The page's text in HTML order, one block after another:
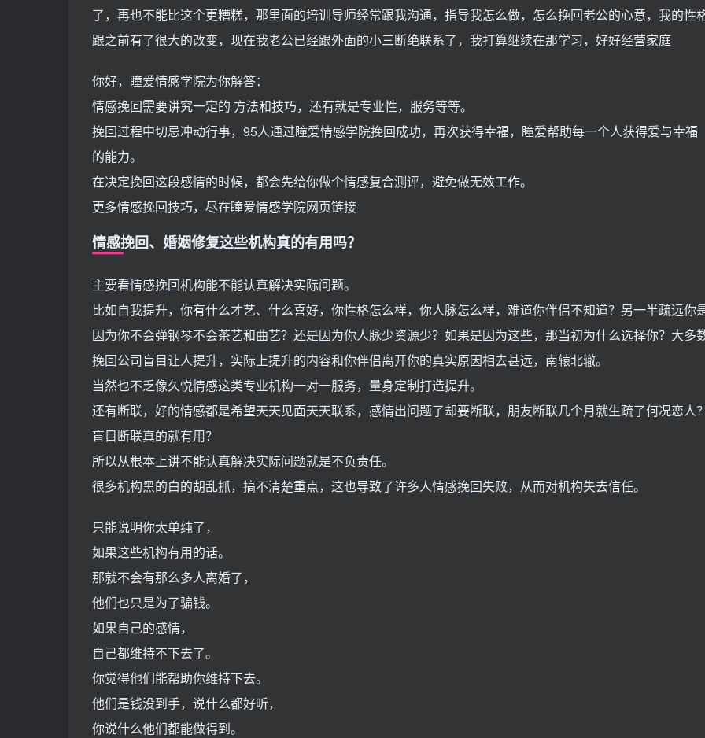
了，再也不能比这个更糟糕，那里面的培训导师经常跟我沟通，指导我怎么做，怎么挽回老公的心意，我的性
跟之前有了很大的改变，现在我老公已经跟外面的小三断绝联系了，我打算继续在那学习，好好经营家庭
你好，瞳爱情感学院为你解答：
情感挽回需要讲究一定的 方法和技巧，还有就是专业性，服务等等。
挽回过程中切忌冲动行事，95人通过瞳爱情感学院挽回成功，再次获得幸福，瞳爱帮助每一个人获得爱与幸福
的能力。
在决定挽回这段感情的时候，都会先给你做个情感复合测评，避免做无效工作。
更多情感挽回技巧，尽在瞳爱情感学院网页链接
情感挽回、婚姻修复这些机构真的有用吗？
主要看情感挽回机构能不能认真解决实际问题。
比如自我提升，你有什么才艺、什么喜好，你性格怎么样，你人脉怎么样，难道你伴侣不知道？另一半疏远你
因为你不会弹钢琴不会茶艺和曲艺？还是因为你人脉少资源少？如果是因为这些，那当初为什么选择你？大多
挽回公司盲目让人提升，实际上提升的内容和你伴侣离开你的真实原因相去甚远，南辕北辙。
当然也不乏像久悦情感这类专业机构一对一服务，量身定制打造提升。
还有断联，好的情感都是希望天天见面天天联系，感情出问题了却要断联，朋友断联几个月就生疏了何况恋人？
盲目断联真的就有用？
所以从根本上讲不能认真解决实际问题就是不负责任。
很多机构黑的白的胡乱抓，搞不清楚重点，这也导致了许多人情感挽回失败，从而对机构失去信任。
只能说明你太单纯了，
如果这些机构有用的话。
那就不会有那么多人离婚了，
他们也只是为了骗钱。
如果自己的感情，
自己都维持不下去了。
你觉得他们能帮助你维持下去。
他们是钱没到手，说什么都好听，
你说什么他们都能做得到。